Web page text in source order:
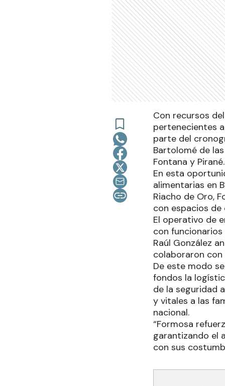
Con recursos
pertenecientes
parte del
Bartolomé de
Fontana y Pirané.
En esta
alimentarias en
Riacho de Oro,
con espacios
El operativo de
con
Raúl González
colaboraron con
De este modo
fondos la
de la seguridad
y vitales a las
nacional.
“Formosa
garantizando el
con sus